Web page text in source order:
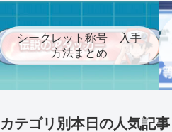
シークレット称号 入手
方法まとめ
カテゴリ別本日の人気記事